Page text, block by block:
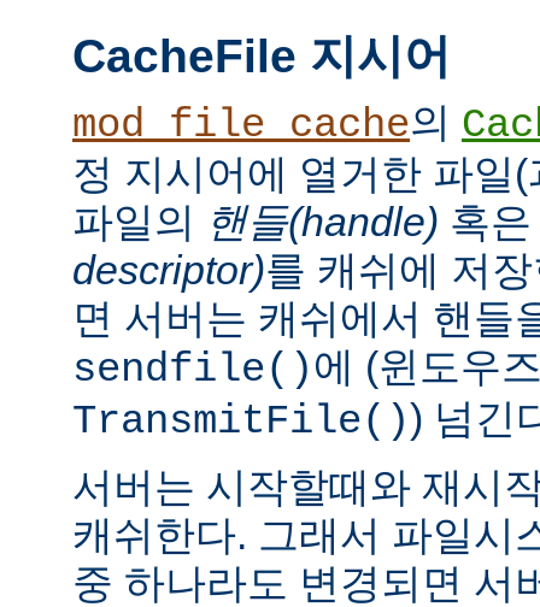
CacheFile 지시어
mod_file_cache의
정 지시어에 열거한 파일
파일의 핸들(handle) 혹
descriptor)를 캐쉬에 저
면 서버는 캐쉬에서 핸들
sendfile()에 (윈도우
TransmitFile()) 넘긴
서버는 시작할때와 재시
캐쉬한다. 그래서 파일시
중 하나라도 변경되면 서